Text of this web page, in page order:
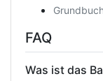
FAQ
Was ist das